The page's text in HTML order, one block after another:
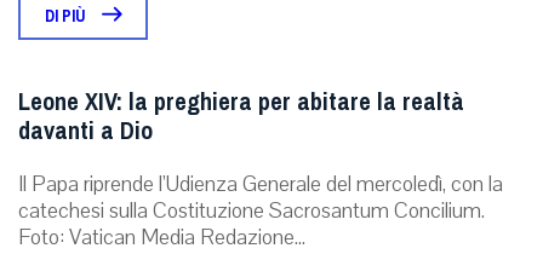
DI PIÙ
Leone XIV: la preghiera per abitare la realtà
davanti a Dio
Il Papa riprende l’Udienza Generale del mercoledì, con la
catechesi sulla Costituzione Sacrosantum Concilium.
Foto: Vatican Media Redazione...